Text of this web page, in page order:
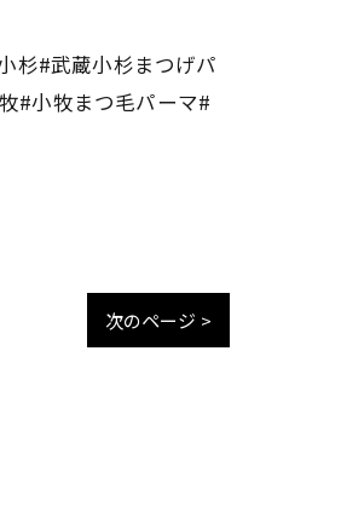
杉#武蔵小杉まつげパ
#小牧まつ毛パーマ#
次のページ >